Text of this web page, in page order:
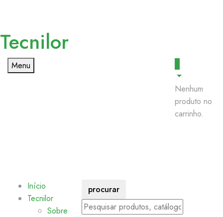
Tecnilor
Menu
Nenhum
produto no
carrinho.
Início
Tecnilor
Sobre
procurar